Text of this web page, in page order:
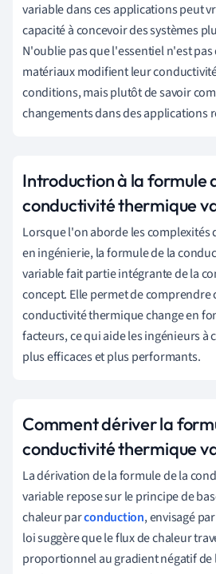
variable dans ces applications peut
capacité à concevoir des systèmes
N'oublie pas que l'essentiel n'est
matériaux modifient leur
conditions, mais plutôt de savoir
changements dans des applications
Introduction à la formule
conductivité thermique
Lorsque l'on aborde les complexités
en ingénierie, la formule de la
variable fait partie intégrante de la
concept. Elle permet de
conductivité thermique change en
facteurs, ce qui aide les ingénieurs à
plus efficaces et plus performants.
Comment dériver la
conductivité thermique
La dérivation de la formule de la
variable repose sur le principe de
chaleur parconduction, envisagé
loi suggère que le flux de chaleur
proportionnel au gradient négatif de